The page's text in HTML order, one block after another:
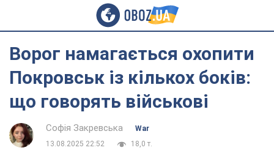
Ворог намагається охопити
Покровськ із кількох боків:
що говорять військові
Софія Закревська
War
13.08.2025 22:52
18,0 т.